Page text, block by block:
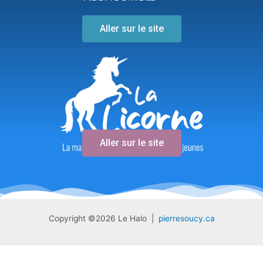
Aller sur le site
Aller sur le site
Copyright ©2026 Le Halo | pierresoucy.ca